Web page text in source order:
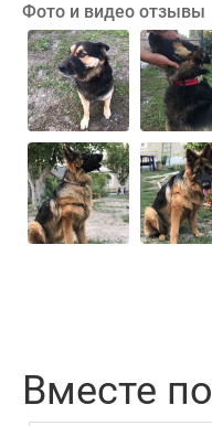
Фото и видео отзывы
Вместе